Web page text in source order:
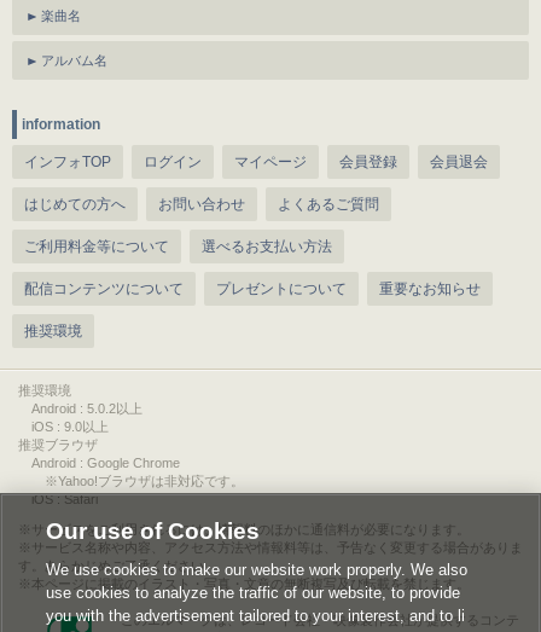
楽曲名
アルバム名
information
インフォTOP ログイン マイページ 会員登録 会員退会
はじめての方へ お問い合わせ よくあるご質問
ご利用料金等について 選べるお支払い方法
配信コンテンツについて プレゼントについて 重要なお知らせ
推奨環境
推奨環境
Android : 5.0.2以上
iOS : 9.0以上
推奨ブラウザ
Android : Google Chrome
※Yahoo!ブラウザは非対応です。
iOS : Safari
サービスをご利用されるには、情報料のほかに通信料が必要になります。
サービス名称や内容、アクセス方法や情報料等は、予告なく変更する場合がありま
す。あらかじめご了承ください。
本ページに掲載のイラスト・写真・文章の無断複写及び転載を禁じます。
このエルマークは、レコード会社・映像製作会社が提供するコンテ
Our use of Cookies
We use cookies to make our website work properly. We also
use cookies to analyze the traffic of our website, to provide
you with the advertisement tailored to your interest, and to li